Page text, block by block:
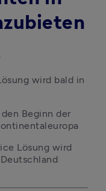
wird bald in
Beginn der
Lösung wird